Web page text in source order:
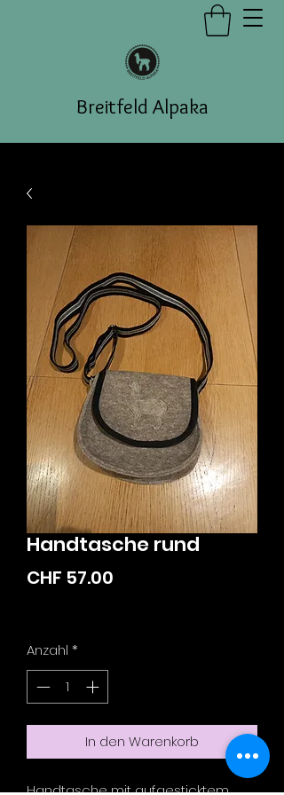
Breitfeld Alpaka
Handtasche rund
CHF 57.00
Anzahl *
In den Warenkorb
Handtasche mit aufgesticktem